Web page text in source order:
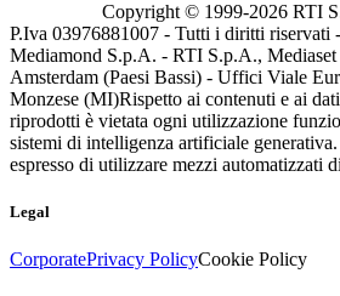
Copyright © 1999-2026 RTI
P.Iva 03976881007 - Tutti i diritti riservati
Mediamond S.p.A. - RTI S.p.A., Mediaset
Amsterdam (Paesi Bassi) - Uffici Viale
Monzese (MI)Rispetto ai contenuti e ai
riprodotti è vietata ogni utilizzazione
sistemi di intelligenza artificiale
espresso di utilizzare mezzi automatizzati
Legal
CorporatePrivacy PolicyCookie Policy